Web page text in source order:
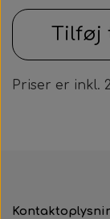
Tilføj
Priser er inkl.